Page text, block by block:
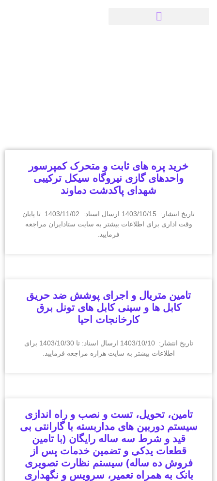
مناقصات
خرید پره های ثابت و متحرک کمپرسور
واحدهای گازی نیروگاه سیکل ترکیبی
شهدای پاکدشت دماوند
تاریخ انتشار: 1403/10/15 ارسال اسناد: 1403/11/02 تا پایان
وقت اداری برای اطلاعات بیشتر به سایت ستادایران مراجعه
فرمایید.
تامین متریال و اجرای پوشش ضد حریق
کابل ها و سینی کابل های تونل برق
کارخانجات احیا
تاریخ انتشار: 1403/10/10 ارسال اسناد: تا 1403/10/30 برای
اطلاعات بیشتر به سایت هزاره مراجعه فرمایید.
تامین، تحویل، تست و نصب و راه اندازی
سیستم دوربین های مداربسته با گارانتی بی
قید و شرط سه ساله رایگان (با تامین
قطعات یدکی و تضمین خدمات پس از
فروش ده ساله) سیستم نظارت تصویری
بانک به همراه تعمیر، سرویس و نگهداری